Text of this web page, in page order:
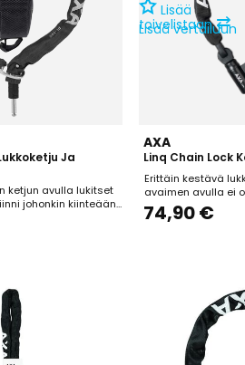
Ja
ketjun avulla lukitset
johonkin kiinteään
AXA Defender ja
Pakkaus
Lisää
toivelistaan⇄
Lisää vertailuun
AXA
Linq Chain Lock
Erittäin kestävä
avaimen avulla ei
avaimen laittaa
vakuutusyhtiöiden
74,90 €